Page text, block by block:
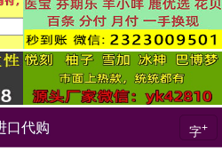
口代购 字+